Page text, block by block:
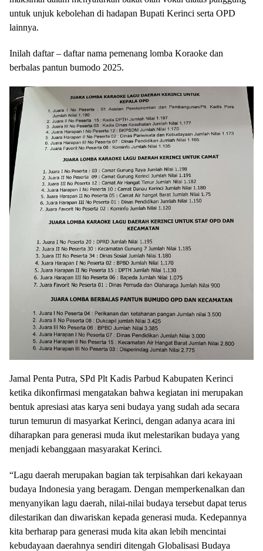
untuk unjuk kebolehan di hadapan Bupati Kerinci serta OPD
lainnya.
Inilah daftar – daftar nama pemenang lomba Koraoke dan
berbalas pantun bumodo 2025.
Jamal Penta Putra, SPd Plt Kadis Parbud Kabupaten Kerinci
ketika dikonfirmasi mengatakan bahwa kegiatan ini merupakan
bentuk apresiasi atas karya seni budaya yang sudah ada secara
turun temurun di masyarkat Kerinci, dengan adanya acara ini
diharapkan para generasi muda ikut melestarikan budaya yang
menjadi kebanggaan masyarakat Kerinci.
“Lagu daerah merupakan bagian tak terpisahkan dari kekayaan
budaya Indonesia yang beragam. Dengan memperkenalkan dan
menyanyikan lagu daerah, nilai-nilai budaya tersebut dapat terus
dilestarikan dan diwariskan kepada generasi muda. Kedepannya
kita berharap para generasi muda kita akan lebih mencintai
kebudayaan daerahnya sendiri ditengah Globalisasi Budaya